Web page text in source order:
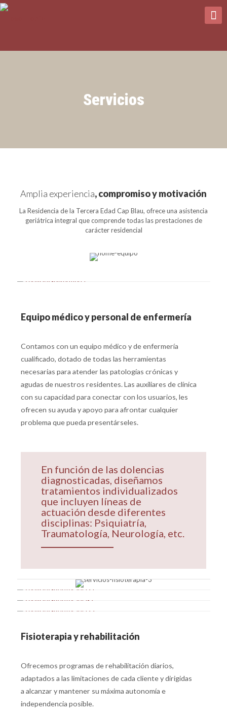
Servicios
Amplia experiencia, compromiso y motivación
La Residencia de la Tercera Edad Cap Blau, ofrece una asistencia
geriátrica integral que comprende todas las prestaciones de
carácter residencial
Equipo médico y personal de enfermería
Contamos con un equipo médico y de enfermería
cualificado, dotado de todas las herramientas
necesarias para atender las patologías crónicas y
agudas de nuestros residentes. Las auxiliares de clínica
con su capacidad para conectar con los usuarios, les
ofrecen su ayuda y apoyo para afrontar cualquier
problema que pueda presentárseles.
En función de las dolencias
diagnosticadas, diseñamos
tratamientos individualizados
que incluyen líneas de
actuación desde diferentes
disciplinas: Psiquiatría,
Traumatología, Neurología, etc.
Fisioterapia yrehabilitación
Ofrecemos programas de rehabilitación diarios,
adaptados a las limitaciones de cada cliente y dirigidas
a alcanzar y mantener su máxima autonomía e
independencia posible.